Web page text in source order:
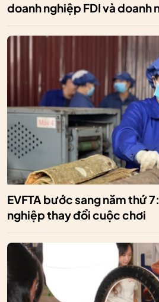
doanh nghiệp FDI và doanh
EVFTA bước sang năm thứ
nghiệp thay đổi cuộc chơi